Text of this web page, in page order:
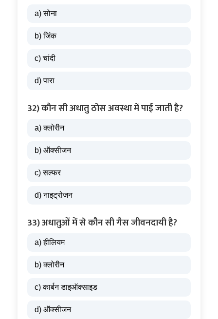
a) सोना
b) जिंक
c) चांदी
d) पारा
32) कौन सी अधातु ठोस अवस्था में पाई जाती है?
a) क्लोरीन
b) ऑक्सीजन
c) सल्फर
d) नाइट्रोजन
33) अधातुओं में से कौन सी गैस जीवनदायी है?
a) हीलियम
b) क्लोरीन
c) कार्बन डाइऑक्साइड
d) ऑक्सीजन